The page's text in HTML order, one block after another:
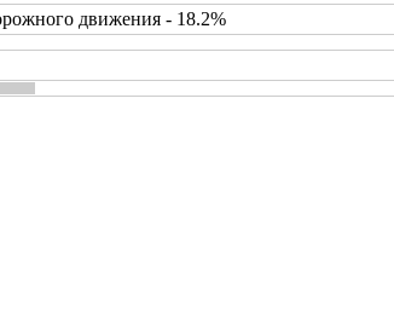
движения - 18.2%